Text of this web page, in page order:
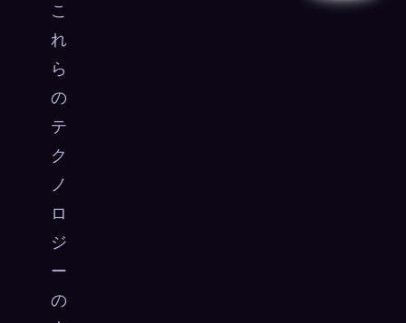
こ
れ
ら
の
テ
ク
ノ
ロ
ジ
ー
の